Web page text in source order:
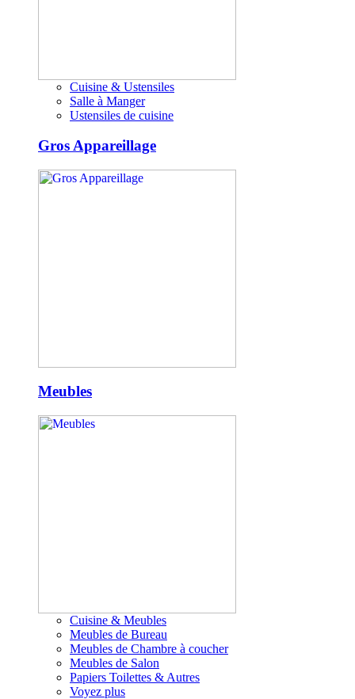
Cuisine & Ustensiles
Salle à Manger
Ustensiles de cuisine
Gros Appareillage
Meubles
Cuisine & Meubles
Meubles de Bureau
Meubles de Chambre à coucher
Meubles de Salon
Papiers Toilettes & Autres
Voyez plus